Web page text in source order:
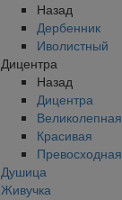
Назад
Дербенник
Иволистный
Дицентра
Назад
Дицентра
Великолепная
Красивая
Превосходная
Душица
Живучка